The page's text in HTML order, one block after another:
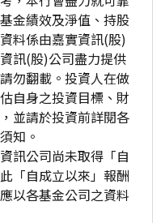
金績效及淨值、持股
料係由嘉實資訊(股)
訊(股)公司盡力提供
勿翻載。投資人在做
自身之投資目標、財
並請於投資前詳閱各
知。
訊公司尚未取得「自
「自成立以來」報酬
以各基金公司之資料